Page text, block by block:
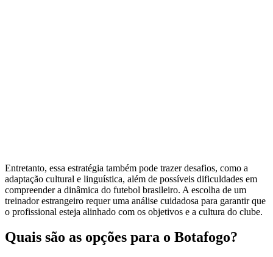
Entretanto, essa estratégia também pode trazer desafios, como a
adaptação cultural e linguística, além de possíveis dificuldades em
compreender a dinâmica do futebol brasileiro. A escolha de um
treinador estrangeiro requer uma análise cuidadosa para garantir que
o profissional esteja alinhado com os objetivos e a cultura do clube.
Quais são as opções para o Botafogo?